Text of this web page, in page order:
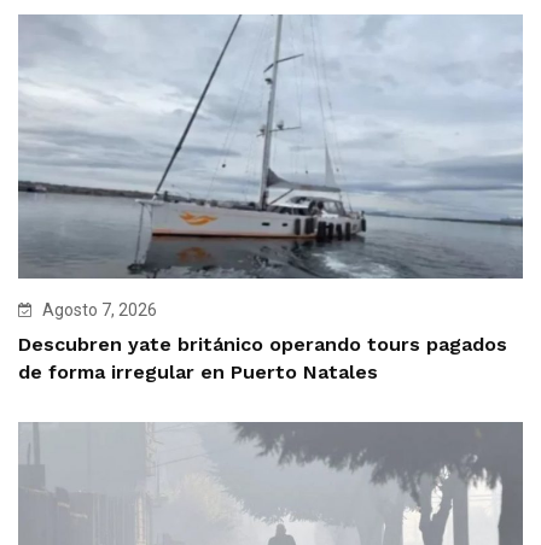
Agosto 7, 2026
Descubren yate británico operando tours pagados
de forma irregular en Puerto Natales